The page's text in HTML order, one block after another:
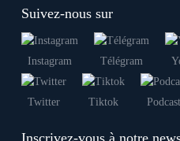
Suivez-nous sur
Instagram Télégram
Twitter Tiktok Podcast